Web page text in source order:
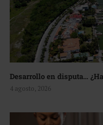
Desarrollo en disputa…
4 agosto, 2026